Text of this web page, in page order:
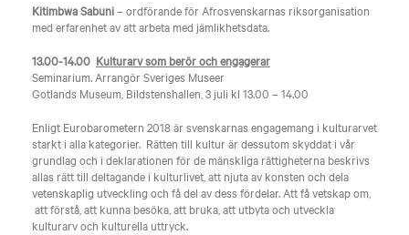
Kitimbwa Sabuni– ordförande för Afrosvenskarnas riksorganisation
med erfarenhet av att arbeta med jämlikhetsdata.
13.00-14.00 Kulturarv som berör och engagerar
Seminarium. Arrangör Sveriges Museer
Gotlands Museum, Bildstenshallen, 3 juli kl 13.00 – 14.00
Enligt Eurobarometern 2018 är svenskarnas engagemang i kulturarvet
starkt i alla kategorier. Rätten till kultur är dessutom skyddat i vår
grundlag och i deklarationen för de mänskliga rättigheterna beskrivs
allas rätt till deltagande i kulturlivet, att njuta av konsten och dela
vetenskaplig utveckling och få del av dess fördelar. Att få vetskap om,
att förstå, att kunna besöka, att bruka, att utbyta och utveckla
kulturarv och kulturella uttryck.